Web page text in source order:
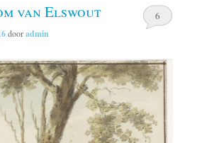
van Elswout
dooradmin
6